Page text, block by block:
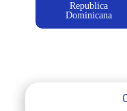
Republica
Dominicana